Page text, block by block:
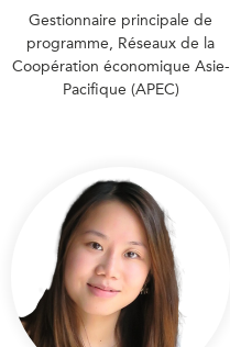
Gestionnaire principale de
programme, Réseaux de la
Coopération économique Asie-
Pacifique (APEC)